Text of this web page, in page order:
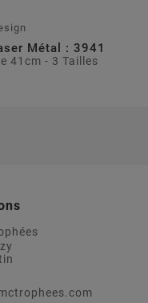
Métal : 3941
41cm - 3 Tailles